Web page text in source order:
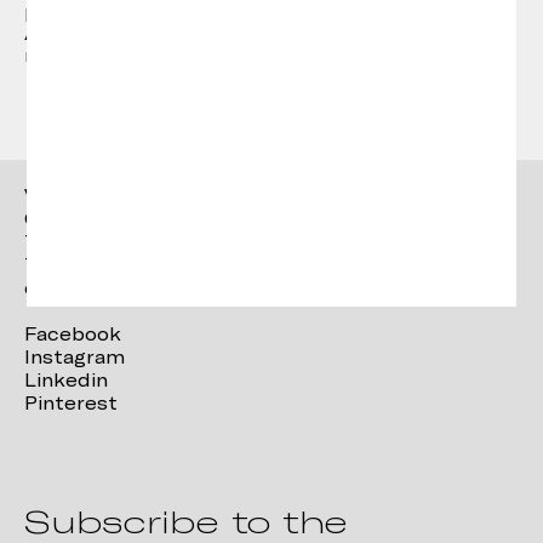
producció de peces úniques.
Actualment Emiliana design studio és el
responsable de la direcció artística de Vergés.
Vergés
Ctra. Brunells s/n 17853,
Tortellà (Girona)
T. +34 972 287 277
contact@verges.design
Facebook
Instagram
Linkedin
Pinterest
Subscribe to the